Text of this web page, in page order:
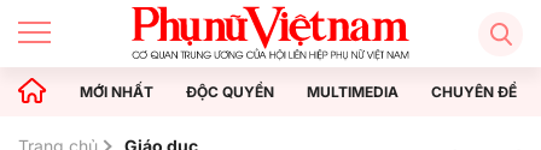
MỚI NHẤT ĐỘC QUYỀN MULTIMEDIA CHUYÊN ĐỀ
Trang chủ Giáo dục